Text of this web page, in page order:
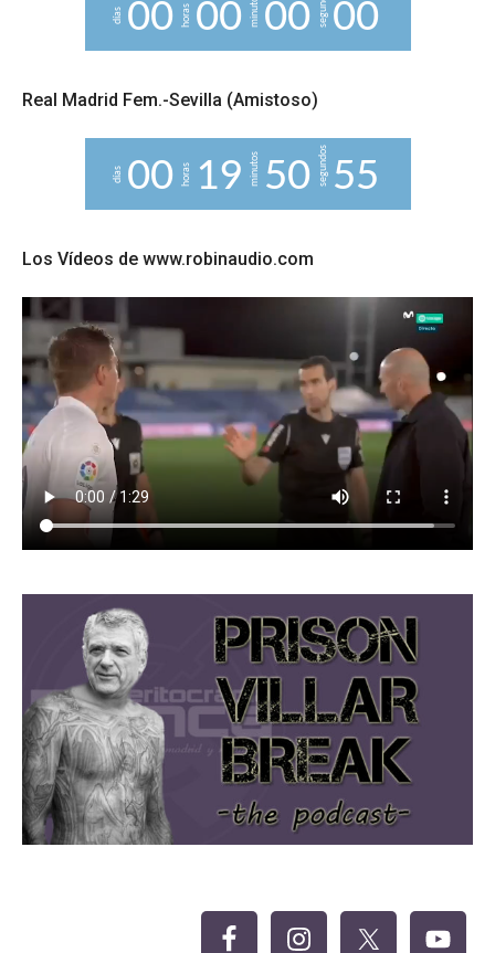
días 00 horas 00 minutos 00 00
Real Madrid Fem.-Sevilla (Amistoso)
días 00 horas 19 minutos 50segundos54
5
Los Vídeos de www.robinaudio.com